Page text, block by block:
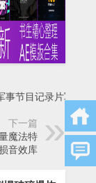
节目记录片军事演
下一篇
魔法特
音效库